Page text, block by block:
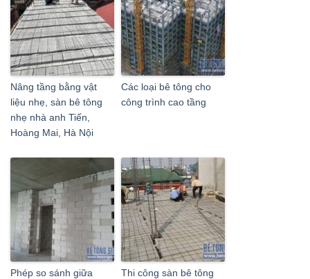
Nâng tầng bằng vật
liệu nhẹ, sàn bê tông
nhẹ nhà anh Tiến,
Hoàng Mai, Hà Nội
Các loại bê tông cho
công trình cao tầng
Phép so sánh giữa
Thi công sàn bê tông